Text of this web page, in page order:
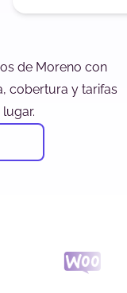
de Moreno con
cobertura y tarifas